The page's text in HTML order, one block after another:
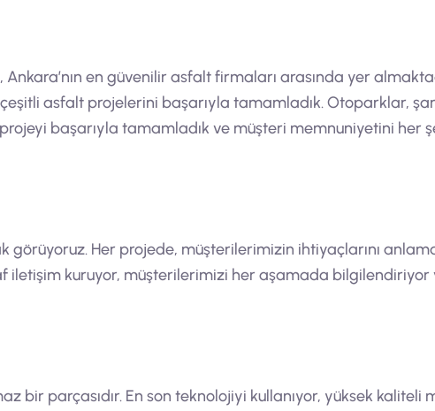
, Ankara’nın en güvenilir asfalt firmaları arasında yer
asfalt projelerini başarıyla tamamladık. Otoparklar,
başarıyla tamamladık ve müşteri memnuniyetini her
görüyoruz. Her projede, müşterilerimizin ihtiyaçlarını
iletişim kuruyor, müşterilerimizi her aşamada bilgilendiriyor
bir parçasıdır. En son teknolojiyi kullanıyor, yüksek kaliteli